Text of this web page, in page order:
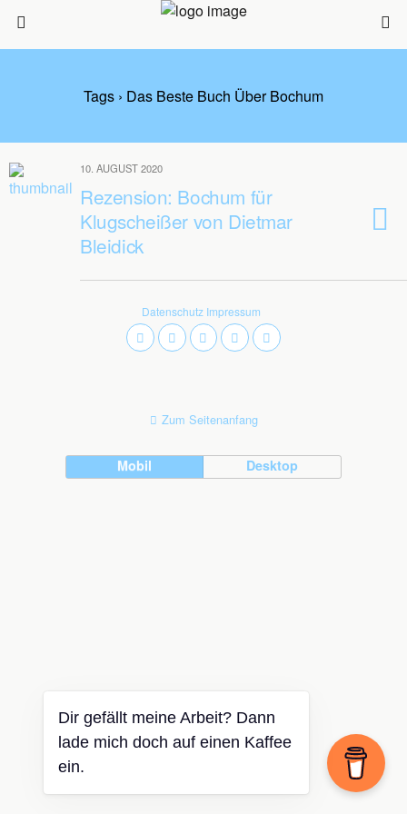
Tags › Das Beste Buch Über Bochum
10. AUGUST 2020
Rezension: Bochum für
Klugscheißer von Dietmar
Bleidick
Datenschutz Impressum
Zum Seitenanfang
Mobil Desktop
Dir gefällt meine Arbeit? Dann
lade mich doch auf einen Kaffee
ein.